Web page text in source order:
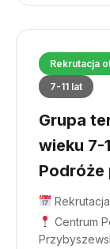
Rekrutacja
7-11 lat
Grupa
wieku 7-
Podróże
Centrum